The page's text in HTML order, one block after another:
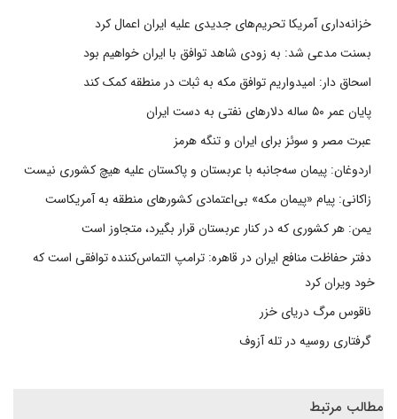
خزانه‌داری آمریکا تحریم‌های جدیدی علیه ایران اعمال کرد
بسنت مدعی شد: به زودی شاهد توافق با ایران خواهیم بود
اسحاق دار: امیدواریم توافق مکه به ثبات در منطقه کمک کند
پایان عمر ۵۰ ساله دلارهای نفتی به دست ایران
عبرت مصر و سوئز برای ایران و تنگه هرمز
اردوغان: پیمان سه‌جانبه با عربستان و پاکستان علیه هیچ کشوری نیست
زاکانی: پیام «پیمان مکه» بی‌اعتمادی کشورهای منطقه به آمریکاست
یمن: هر کشوری که در کنار عربستان قرار بگیرد، متجاوز است
دفتر حفاظت منافع ایران در قاهره: ترامپ التماس‌کننده توافقی است که
خود ویران کرد
ناقوس مرگ دریای خزر
گرفتاری روسیه در تله آزوف
مطالب مرتبط